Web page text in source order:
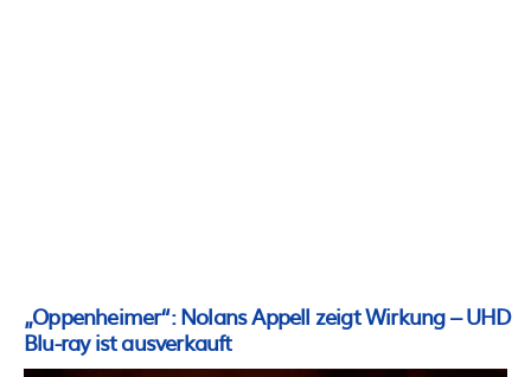
„Oppenheimer“: Nolans Appell zeigt Wirkung – UHD
Blu-ray ist ausverkauft